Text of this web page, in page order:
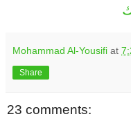
Mohammad Al-Yousifi at
Share
23 comments: